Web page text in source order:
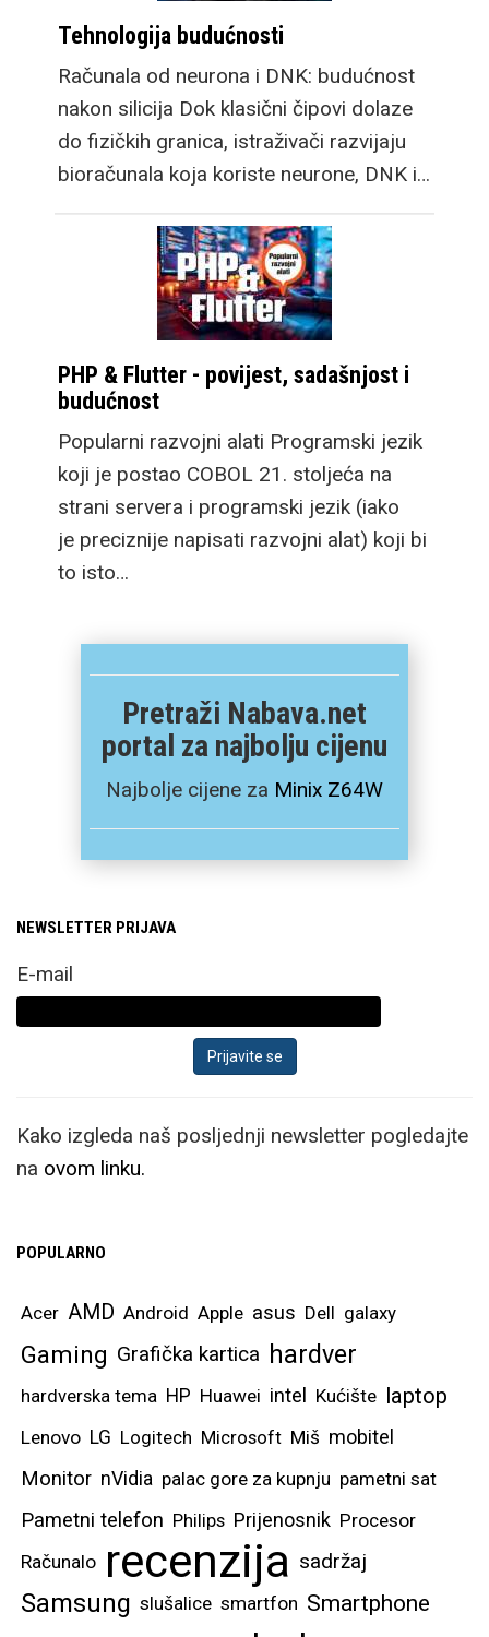
Tehnologija budućnosti
Računala od neurona i DNK: budućnost
nakon silicija Dok klasični čipovi dolaze
do fizičkih granica, istraživači razvijaju
bioračunala koja koriste neurone, DNK i…
PHP & Flutter - povijest, sadašnjost i
budućnost
Popularni razvojni alati Programski jezik
koji je postao COBOL 21. stoljeća na
strani servera i programski jezik (iako
je preciznije napisati razvojni alat) koji bi
to isto…
Pretraži Nabava.net
portal za najbolju cijenu
Najbolje cijene za Minix Z64W
NEWSLETTER PRIJAVA
E-mail
Kako izgleda naš posljednji newsletter pogledajte
na ovom linku.
POPULARNO
Acer AMD Android Apple asus Dell galaxy
Gaming Grafička kartica hardver
hardverska tema HP Huawei intel Kućište laptop
Lenovo LG Logitech Microsoft Miš mobitel
Monitor nVidia palac gore za kupnju pametni sat
Pametni telefon Philips Prijenosnik Procesor
Računalo recenzija sadržaj
Samsung slušalice smartfon Smartphone